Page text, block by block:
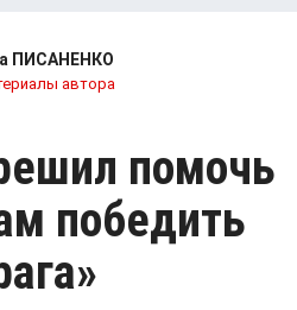
ПИСАНЕНКО
автора
помочь
победить